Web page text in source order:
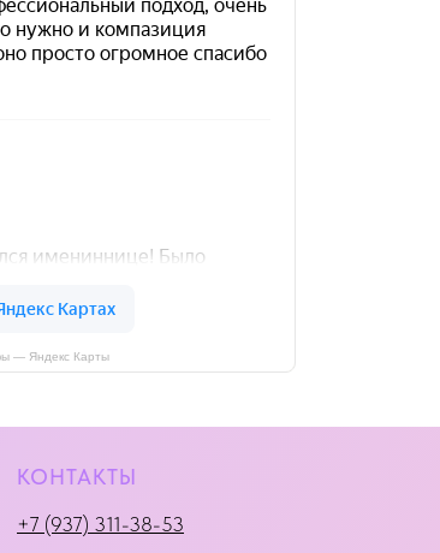
— Яндекс Карты
КОНТАКТЫ
+7 (937) 311-38-53